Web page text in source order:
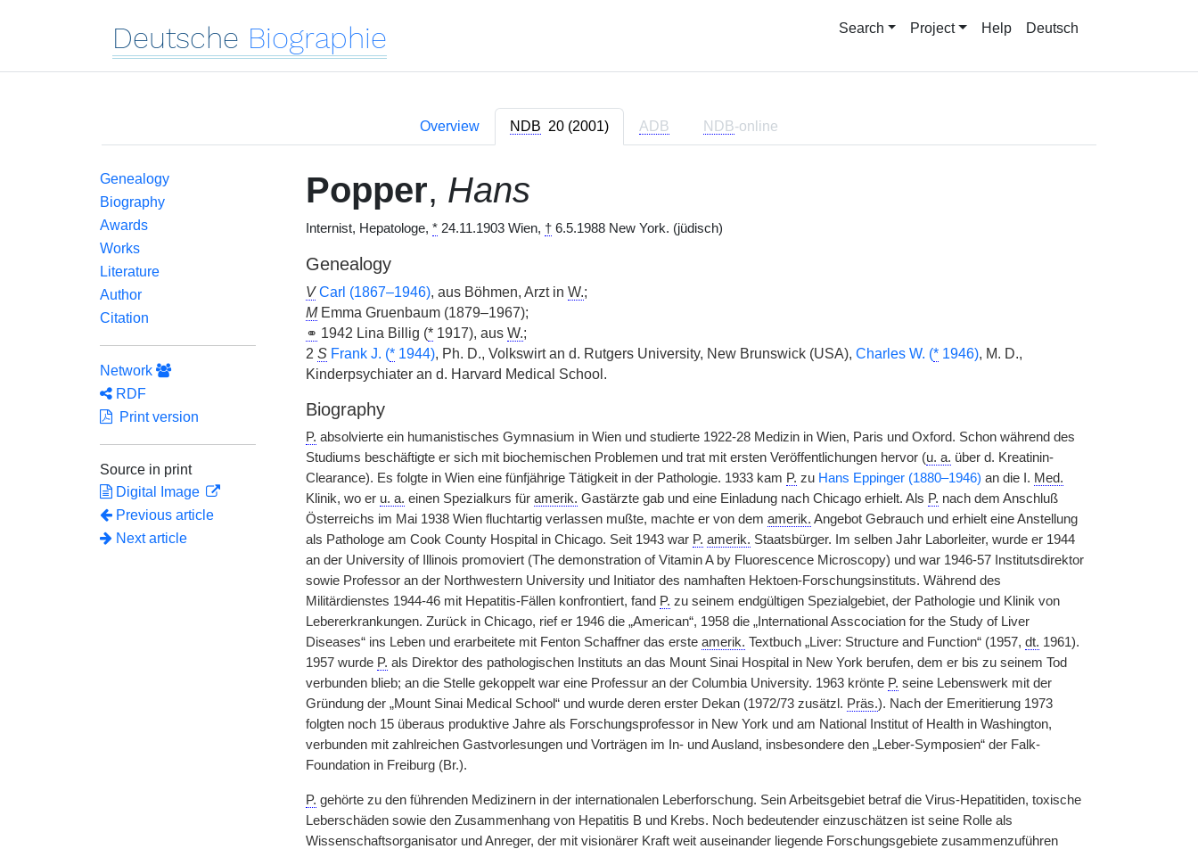
Deutsche Biographie Search Project Help Deutsch
Overview NDB 20 (2001) ADB NDB-online
Genealogy
Biography
Awards
Works
Literature
Author
Citation
Network
RDF
Print version
Source in print
Digital Image
Previous article
Next article
Popper, Hans
Internist, Hepatologe, *24.11.1903 Wien, †6.5.1988 New York. (jüdisch)
Genealogy
V Carl (1867–1946), aus Böhmen, Arzt in W.;
MEmma Gruenbaum (1879–1967);
⚭ 1942 Lina Billig (*1917), aus W.;
2 S Frank J. (*1944), Ph. D., Volkswirt an d. Rutgers University, New Brunswick (USA), Charles W. (*1946), M. D.,
Kinderpsychiater an d. Harvard Medical School.
Biography
P. absolvierte ein humanistisches Gymnasium in Wien und studierte 1922-28 Medizin in Wien, Paris und Oxford. Schon während des
Studiums beschäftigte er sich mit biochemischen Problemen und trat mit ersten Veröffentlichungen hervor (u. a. über d. Kreatinin-
Clearance). Es folgte in Wien eine fünfjährige Tätigkeit in der Pathologie. 1933 kam P. zu Hans Eppinger (1880–1946) an die I. Med.
Klinik, wo er u. a. einen Spezialkurs für amerik. Gastärzte gab und eine Einladung nach Chicago erhielt. Als P. nach dem Anschluß
Österreichs im Mai 1938 Wien fluchtartig verlassen mußte, machte er von dem amerik. Angebot Gebrauch und erhielt eine Anstellung
als Pathologe am Cook County Hospital in Chicago. Seit 1943 war P. amerik. Staatsbürger. Im selben Jahr Laborleiter, wurde er 1944
an der University of Illinois promoviert (The demonstration of Vitamin A by Fluorescence Microscopy) und war 1946-57 Institutsdirektor
sowie Professor an der Northwestern University und Initiator des namhaften Hektoen-Forschungsinstituts. Während des
Militärdienstes 1944-46 mit Hepatitis-Fällen konfrontiert, fand P. zu seinem endgültigen Spezialgebiet, der Pathologie und Klinik von
Lebererkrankungen. Zurück in Chicago, rief er 1946 die „American“, 1958 die „International Asscociation for the Study of Liver
Diseases“ ins Leben und erarbeitete mit Fenton Schaffner das erste amerik. Textbuch „Liver: Structure and Function“ (1957, dt. 1961).
1957 wurde P. als Direktor des pathologischen Instituts an das Mount Sinai Hospital in New York berufen, dem er bis zu seinem Tod
verbunden blieb; an die Stelle gekoppelt war eine Professur an der Columbia University. 1963 krönte P. seine Lebenswerk mit der
Gründung der „Mount Sinai Medical School“ und wurde deren erster Dekan (1972/73 zusätzl. Präs.). Nach der Emeritierung 1973
folgten noch 15 überaus produktive Jahre als Forschungsprofessor in New York und am National Institut of Health in Washington,
verbunden mit zahlreichen Gastvorlesungen und Vorträgen im In- und Ausland, insbesondere den „Leber-Symposien“ der Falk-
Foundation in Freiburg (Br.).
P. gehörte zu den führenden Medizinern in der internationalen Leberforschung. Sein Arbeitsgebiet betraf die Virus-Hepatitiden, toxische
Leberschäden sowie den Zusammenhang von Hepatitis B und Krebs. Noch bedeutender einzuschätzen ist seine Rolle als
Wissenschaftsorganisator und Anreger, der mit visionärer Kraft weit auseinander liegende Forschungsgebiete zusammenzuführen